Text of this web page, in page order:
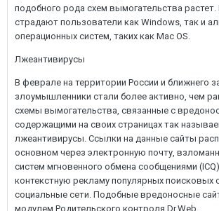
подобного рода схем вымогательства
страдают пользователи как Windows, так и
операционных систем, таких как Mac OS.
Лжеантивирусы
В феврале на территории России и ближнего
злоумышленники стали более активно, чем
схемы вымогательства, связанные с
содержащими на своих страницах так
лжеантивирусы. Ссылки на данные сайты
основном через электронную почту,
систем мгновенного обмена сообщениями
контекстную рекламу популярных поисковых
социальные сети. Подобные вредоносные
модулем Родительского контроля Dr.Web.